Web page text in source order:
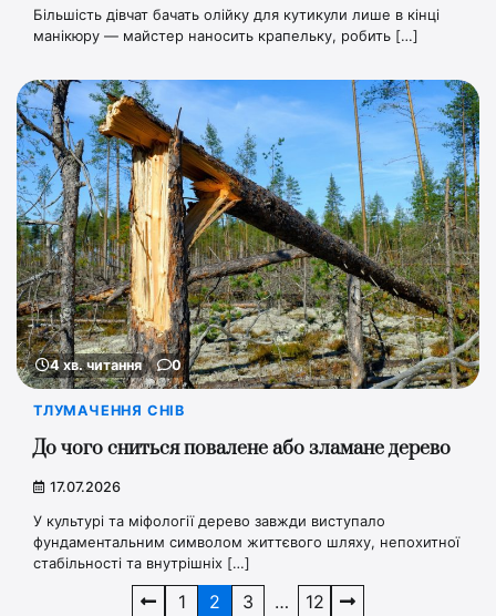
Більшість дівчат бачать олійку для кутикули лише в кінці
манікюру — майстер наносить крапельку, робить […]
4 хв. читання 0
ТЛУМАЧЕННЯ СНІВ
До чого сниться повалене або зламане дерево
17.07.2026
У культурі та міфології дерево завжди виступало
фундаментальним символом життєвого шляху, непохитної
стабільності та внутрішніх […]
Пагінація 1 2 3 … 12